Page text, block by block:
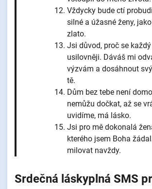
Vždycky bude ctí
silné a úžasné ženy,
zlato.
Jsi důvod, proč se
usilovněji. Dáváš mi
výzvám a dosáhnout
tě.
Dům bez tebe není
nemůžu dočkat, až se
uvidíme, má lásko.
Jsi pro mě dokonalá
kterého jsem Boha
milovat navždy.
Srdečná láskyplná SMS